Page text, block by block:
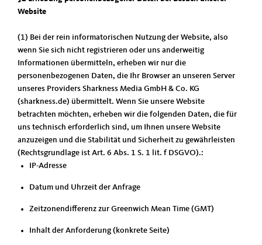
Website
(1) Bei der rein informatorischen Nutzung der Website, also
wenn Sie sich nicht registrieren oder uns anderweitig
Informationen übermitteln, erheben wir nur die
personenbezogenen Daten, die Ihr Browser an unseren Server
unseres Providers Sharkness Media GmbH & Co. KG
(sharkness.de) übermittelt. Wenn Sie unsere Website
betrachten möchten, erheben wir die folgenden Daten, die für
uns technisch erforderlich sind, um Ihnen unsere Website
anzuzeigen und die Stabilität und Sicherheit zu gewährleisten
(Rechtsgrundlage ist Art. 6 Abs. 1 S. 1 lit. f DSGVO).:
IP-Adresse
Datum und Uhrzeit der Anfrage
Zeitzonendifferenz zur Greenwich Mean Time (GMT)
Inhalt der Anforderung (konkrete Seite)